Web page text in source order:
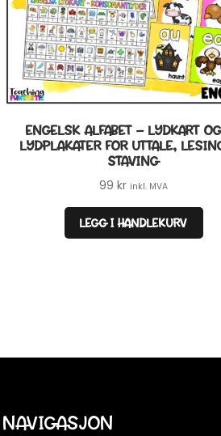
ENGELSK ALFABET – LYDKART
LYDPLAKATER FOR UTTALE,
STAVING
99kr inkl. MVA
LEGG I HANDLEKURV
NAVIGASJON